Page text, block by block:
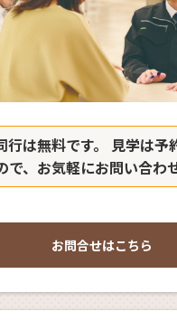
行は無料です。 見学は予
で、お気軽にお問い合わ
お問合せはこちら